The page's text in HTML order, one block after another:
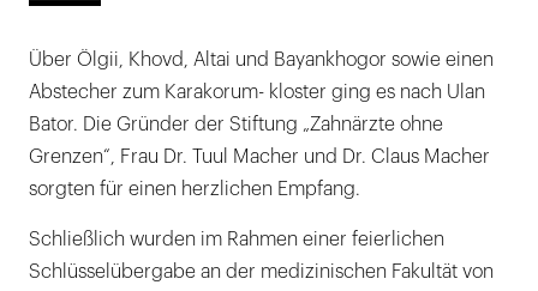
Über Ölgii, Khovd, Altai und Bayankhogor sowie einen
Abstecher zum Karakorum- kloster ging es nach Ulan
Bator. Die Gründer der Stiftung „Zahnärzte ohne
Grenzen“, Frau Dr. Tuul Macher und Dr. Claus Macher
sorgten für einen herzlichen Empfang.
Schließlich wurden im Rahmen einer feierlichen
Schlüsselübergabe an der medizinischen Fakultät von